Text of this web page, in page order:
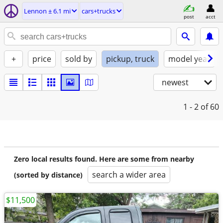
Lennon ± 6.1 mi cars+trucks
post acct
+ price sold by pickup, truck model year
newest
1 - 2 of 60
Zero local results found. Here are some from nearby
(sorted by distance)
search a wider area
$11,500